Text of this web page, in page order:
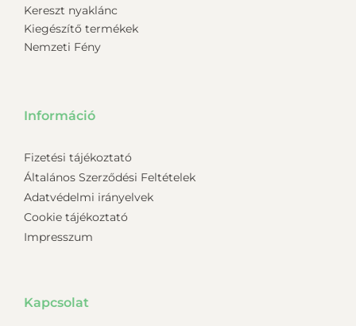
Kereszt nyaklánc
Kiegészítő termékek
Nemzeti Fény
Információ
Fizetési tájékoztató
Általános Szerződési Feltételek
Adatvédelmi irányelvek
Cookie tájékoztató
Impresszum
Kapcsolat